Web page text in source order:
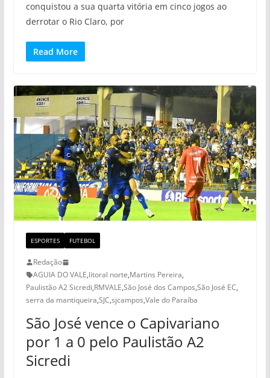
conquistou a sua quarta vitória em cinco jogos ao
derrotar o Rio Claro, por
Read More
ESPORTES FUTEBOL
Redação
AGUIA DO VALE,litoral norte,Martins Pereira,
Paulistão A2 Sicredi,RMVALE,São José dos Campos,São José EC,
serra da mantiqueira,SJC,sjcampos,Vale do Paraíba
São José vence o Capivariano
por 1 a 0 pelo Paulistão A2
Sicredi